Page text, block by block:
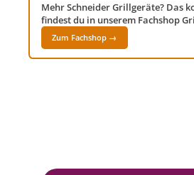
Mehr Schneider Grillgeräte? Das
findest du in unserem Fachshop
Zum Fachshop →